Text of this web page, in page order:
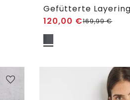
Gefütterte
120,00 €169,99€